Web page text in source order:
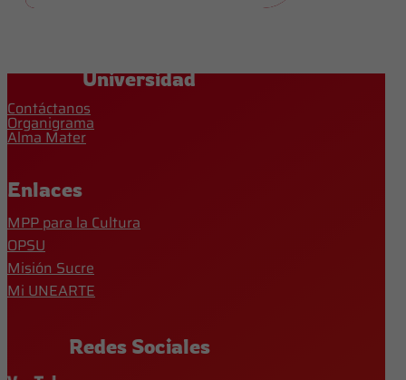
Universidad
Contáctanos
Organigrama
Alma Mater
Enlaces
MPP para la Cultura
OPSU
Misión Sucre
Mi UNEARTE
Redes Sociales